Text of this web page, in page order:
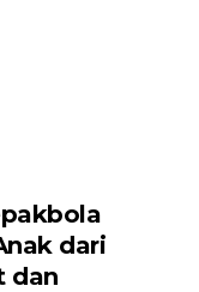
dari
dan